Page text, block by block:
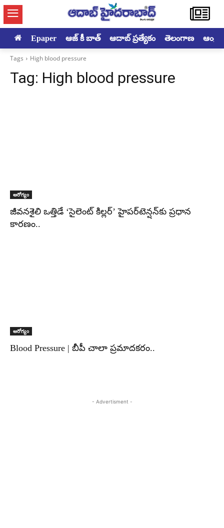
Epaper ఆజ్ కీ బాత్ ఆదాబ్ ప్రత్యేకం తెలంగాణ
Tags High blood pressure
Tag: High blood pressure
ఆరోగ్యం
జీవనశైలి ఒత్తిడే ‘సైలెంట్ కిల్లర్’ హైపర్‌టెన్షన్‌కు ప్రధాన
కారణం..
ఆరోగ్యం
Blood Pressure | బీపీ చాలా ప్రమాదకరం..
- Advertisment -